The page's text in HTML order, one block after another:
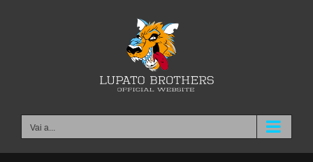
Vai a...